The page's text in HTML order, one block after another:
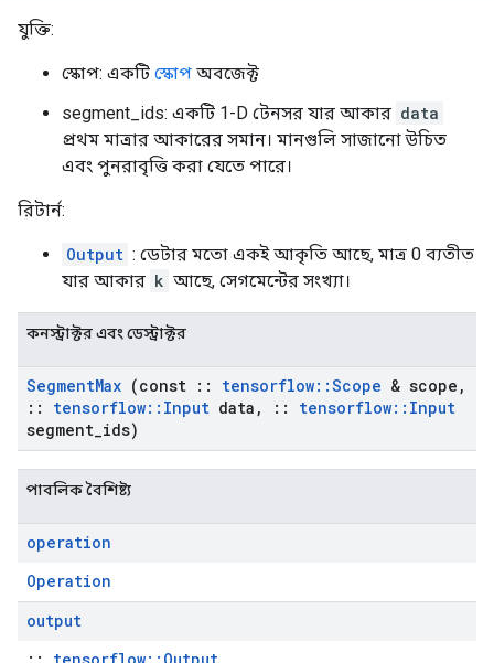
যুক্তি:
স্কোপ: একটি স্কোপ অবজেক্ট
segment_ids: একটি 1-D টেনসর যার আকার data
প্রথম মাত্রার আকারের সমান। মানগুলি সাজানো উচিত
এবং পুনরাবৃত্তি করা যেতে পারে।
রিটার্ন:
Output : ডেটার মতো একই আকৃতি আছে, মাত্র 0 ব্যতীত
যার আকার k আছে, সেগমেন্টের সংখ্যা।
কনস্ট্রাক্টর এবং ডেস্ট্রাক্টর
SegmentMax (const :: tensorflow::Scope & scope ,
::
tensorflow:: Input data , :: tensorflow:: Input
segment ids)
পাবলিক বৈশিষ্ট্য
operation
Operation
output